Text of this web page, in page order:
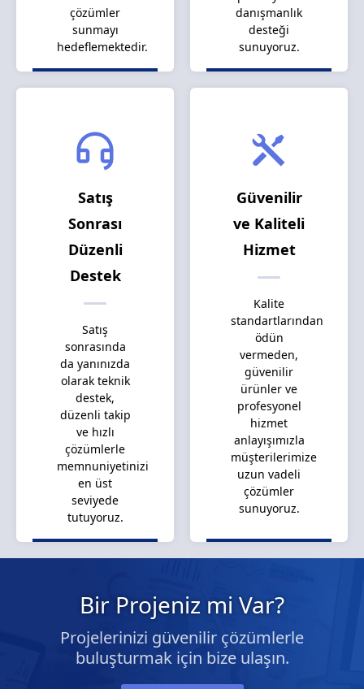
çözümler
sunmayı
hedeflemektedir.
danışmanlık
desteği
sunuyoruz.
Satış
Sonrası
Düzenli
Destek
Satış
sonrasında
da yanınızda
olarak teknik
destek,
düzenli takip
ve hızlı
çözümlerle
memnuniyetinizi
en üst
seviyede
tutuyoruz.
Güvenilir
ve Kaliteli
Hizmet
Kalite
standartlarından
ödün
vermeden,
güvenilir
ürünler ve
profesyonel
hizmet
anlayışımızla
müşterilerimize
uzun vadeli
çözümler
sunuyoruz.
Bir Projeniz mi Var?
Projelerinizi güvenilir çözümlerle
buluşturmak için bize ulaşın.